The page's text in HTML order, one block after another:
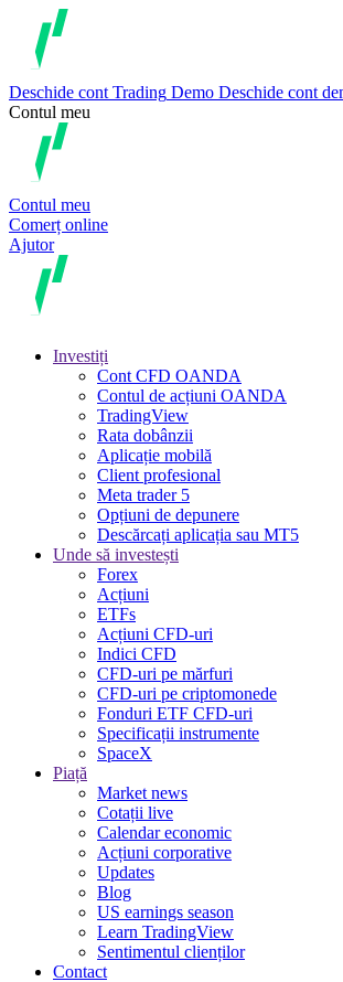
Deschide cont Trading Demo Deschide cont
Contul meu
Contul meu
Comerț online
Ajutor
Investiți
Cont CFD OANDA
Contul de acțiuni OANDA
TradingView
Rata dobânzii
Aplicație mobilă
Client profesional
Meta trader 5
Opțiuni de depunere
Descărcați aplicația sau MT5
Unde să investești
Forex
Acțiuni
ETFs
Acțiuni CFD-uri
Indici CFD
CFD-uri pe mărfuri
CFD-uri pe criptomonede
Fonduri ETF CFD-uri
Specificații instrumente
SpaceX
Piață
Market news
Cotații live
Calendar economic
Acțiuni corporative
Updates
Blog
US earnings season
Learn TradingView
Sentimentul clienților
Contact